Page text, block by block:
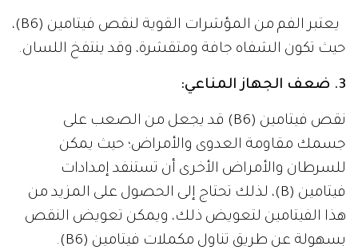
يعتبر الفم من المؤشرات القوية لنقص فيتامين (B6)،
حيث تكون الشفاه جافة ومتقشرة، وقد ينتفخ اللسان.
3. ضعف الجهاز المناعي:
نقص فيتامين (B6) قد يجعل من الصعب على
جسمك مقاومة العدوى والأمراض؛ حيث يمكن
للسرطان والأمراض الأخرى أن تستنفد إمدادات
فيتامين (B)، لذلك تحتاج إلى الحصول على المزيد من
هذا الفيتامين لتعويض ذلك، ويمكن تعويض النقص
بسهولة عن طريق تناول مكملات فيتامين (B6).